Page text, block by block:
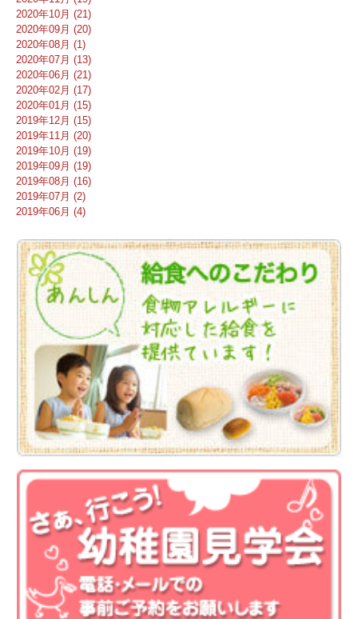
2020年10月 (21)
2020年09月 (20)
2020年08月 (1)
2020年07月 (13)
2020年06月 (21)
2020年02月 (17)
2020年01月 (15)
2019年12月 (15)
2019年11月 (20)
2019年10月 (19)
2019年09月 (19)
2019年08月 (16)
2019年07月 (2)
2019年06月 (4)